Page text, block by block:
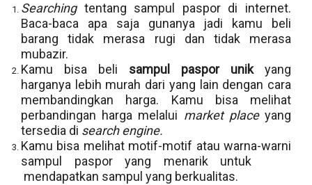
Searching tentang sampul paspor di internet.
Baca-baca apa saja gunanya jadi kamu beli
barang tidak merasa rugi dan tidak merasa
mubazir.
Kamu bisa beli sampul paspor unik yang
harganya lebih murah dari yang lain dengan cara
membandingkan harga. Kamu bisa melihat
perbandingan harga melalui market placeyang
tersedia di search engine.
Kamu bisa melihat motif-motif atau warna-warni
sampul paspor yang menarik untuk
mendapatkan sampul yang berkualitas.